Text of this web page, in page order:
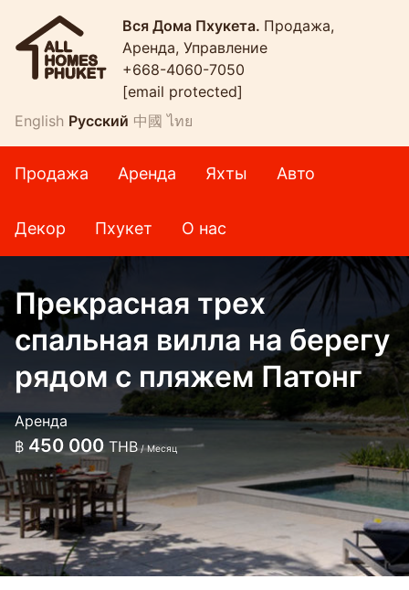
Вся Дома Пхукета. Продажа,
Аренда, Управление
+668-4060-7050
[email protected]
English Русский 中國 ไทย
Продажа Аренда Яхты Авто
Декор Пхукет О нас
Прекрасная трех
спальная вилла на берегу
рядом с пляжем Патонг
Аренда
฿ 450 000 THB/ Месяц